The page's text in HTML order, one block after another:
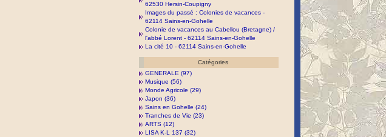
62530 Hersin-Coupigny
Images du passé : Colonies de vacances -
62114 Sains-en-Gohelle
Colonie de vacances au Cabellou (Bretagne) /
l'abbé Lorent - 62114 Sains-en-Gohelle
La cité 10 - 62114 Sains-en-Gohelle
Catégories
GENERALE (97)
Musique (56)
Monde Agricole (29)
Japon (36)
Sains en Gohelle (24)
Tranches de Vie (23)
ARTS (12)
LISA K-L 137 (32)